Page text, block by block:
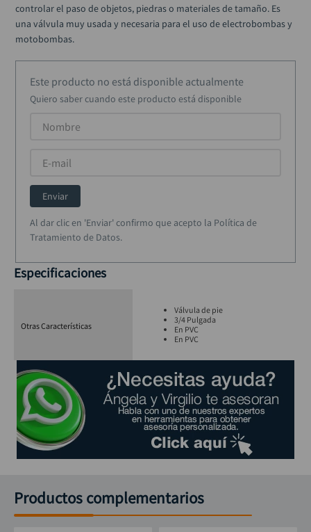
controlar el paso de objetos, piedras o materiales de tamaño. Es
una válvula muy usada y necesaria para el uso de electrobombas y
motobombas.
Este producto no está disponible actualmente
Quiero saber cuando este producto está disponible
Enviar
Al dar clic en 'Enviar' confirmo que acepto la Política de
Tratamiento de Datos.
Especificaciones
Otras Características
Válvula de pie
3/4 Pulgada
En PVC
En PVC
Productos complementarios